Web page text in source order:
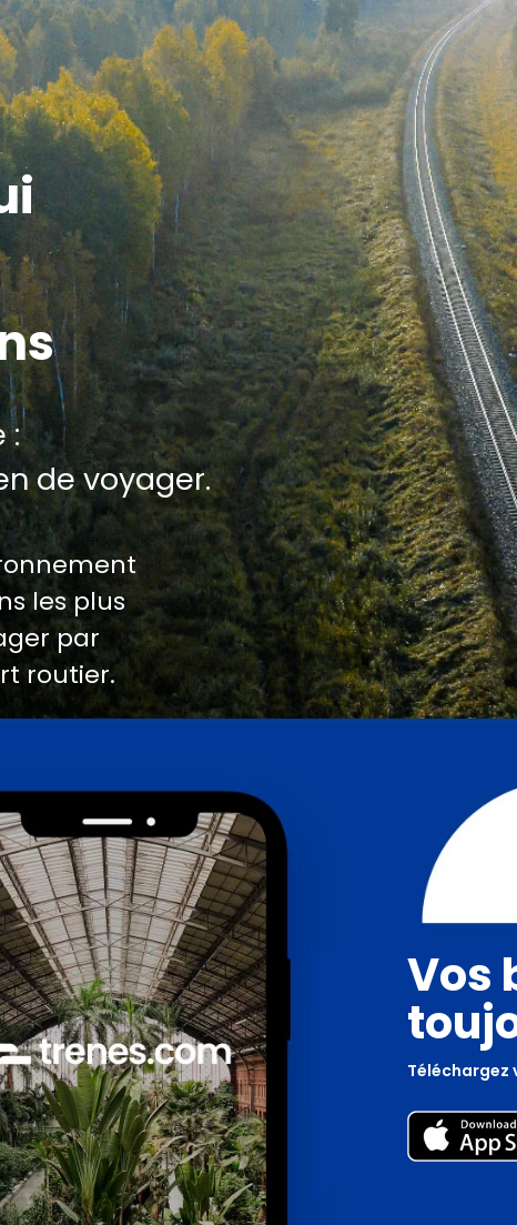
:
de voyager.
les plus
par
routier.
Vos
Téléchargez